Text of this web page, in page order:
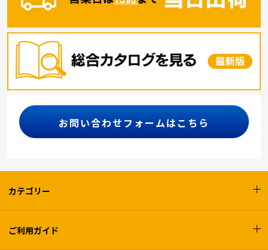
お問い合わせフォームはこちら
カテゴリー
ご利用ガイド